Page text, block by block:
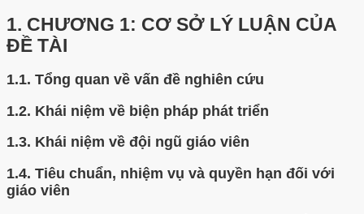
1. CHƯƠNG 1: CƠ SỞ LÝ LUẬN CỦA
ĐỀ TÀI
1.1. Tổng quan về vấn đề nghiên cứu
1.2. Khái niệm về biện pháp phát triển
1.3. Khái niệm về đội ngũ giáo viên
1.4. Tiêu chuẩn, nhiệm vụ và quyền hạn đối với
giáo viên